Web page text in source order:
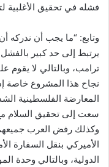
فشله في تحقيق الأغلبية
وتابع: “ما يجب أن ندركه
يرتبط إلى حد كبير
ترامب، وبالتالي لا
نجاح هذا المشروع خاصة
المعارضة الفلسطينية
سعت إلى تحقيق السلام
وكذلك رفض العرب
الأميركي بنقل السفارة
الدولية، وبالتالي وحدة